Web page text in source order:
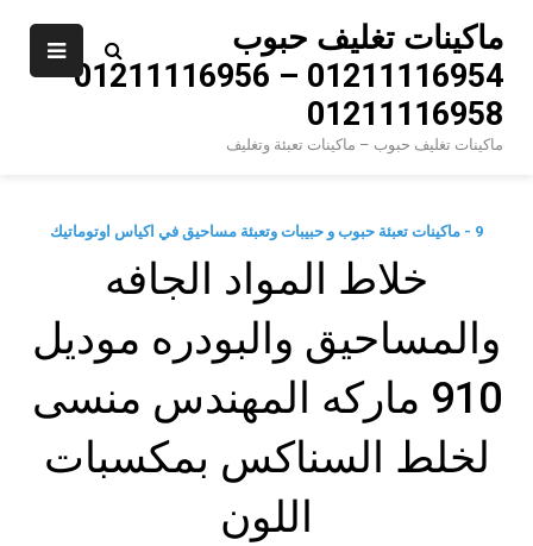
content
ماكينات تغليف حبوب
01211116954 – 01211116956 –
01211116958
ماكينات تغليف حبوب – ماكينات تعبئة وتغليف
9 - ماكينات تعبئة حبوب و حبيبات وتعبئة مساحيق في اكياس اوتوماتيك
خلاط المواد الجافه
والمساحيق والبودره موديل
910 ماركه المهندس منسى
لخلط السناكس بمكسبات
اللون